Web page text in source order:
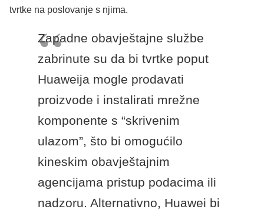
tvrtke na poslovanje s njima.
Zapadne obavještajne službe
zabrinute su da bi tvrtke poput
Huaweija mogle prodavati
proizvode i instalirati mrežne
komponente s “skrivenim
ulazom”, što bi omogućilo
kineskim obavještajnim
agencijama pristup podacima ili
nadzoru. Alternativno, Huawei bi